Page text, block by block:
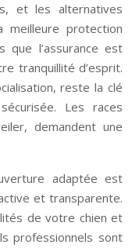
et les alternatives
protection
que l’assurance est
tranquillité d’esprit.
reste la clé
Les races
demandent une
adaptée est
et transparente.
de votre chien et
professionnels sont